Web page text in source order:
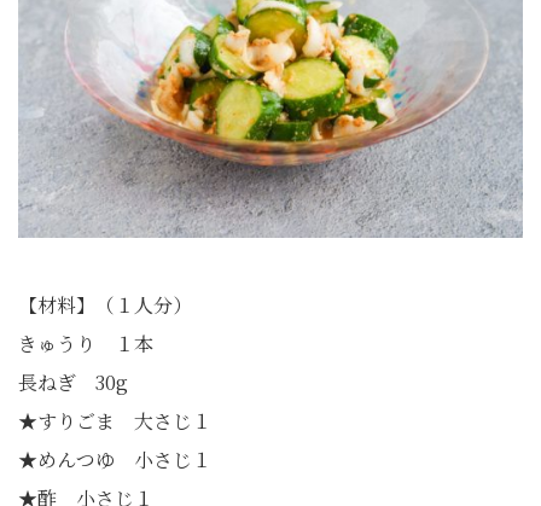
【材料】（１人分）
きゅうり １本
長ねぎ 30g
★すりごま 大さじ１
★めんつゆ 小さじ１
★酢 小さじ１